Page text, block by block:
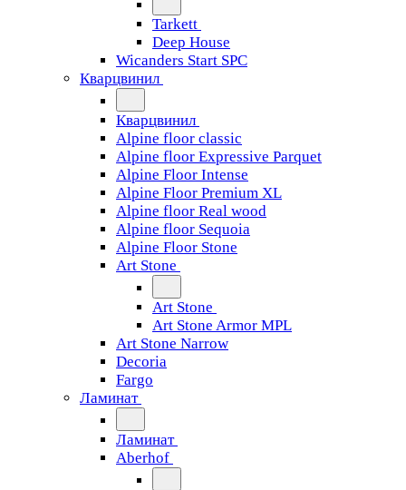
Tarkett
Deep House
Wicanders Start SPC
Кварцвинил
Кварцвинил
Alpine floor classic
Alpine floor Expressive Parquet
Alpine Floor Intense
Alpine Floor Premium XL
Alpine floor Real wood
Alpine floor Sequoia
Alpine Floor Stone
Art Stone
Art Stone
Art Stone Armor MPL
Art Stone Narrow
Decoria
Fargo
Ламинат
Ламинат
Aberhof